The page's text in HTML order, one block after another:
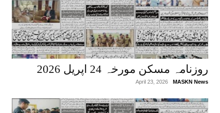
روزنامہ مسکن مورخہ 24 اپریل 2026
MASKN News
April 23, 2026